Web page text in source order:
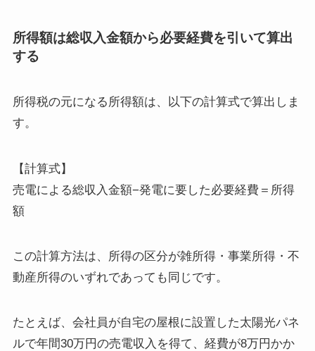
所得額は総収入金額から必要経費を引いて算出
する
所得税の元になる所得額は、以下の計算式で算出しま
す。
【計算式】
売電による総収入金額−発電に要した必要経費＝所得
額
この計算方法は、所得の区分が雑所得・事業所得・不
動産所得のいずれであっても同じです。
たとえば、会社員が自宅の屋根に設置した太陽光パネ
ルで年間30万円の売電収入を得て、経費が8万円かか